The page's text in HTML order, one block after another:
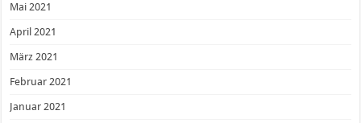
Mai 2021
April 2021
März 2021
Februar 2021
Januar 2021